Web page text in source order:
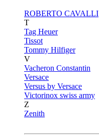
ROBERTO CAVALLI
T
Tag Heuer
Tissot
Tommy Hilfiger
V
Vacheron Constantin
Versace
Versus by Versace
Victorinox swiss army
Z
Zenith